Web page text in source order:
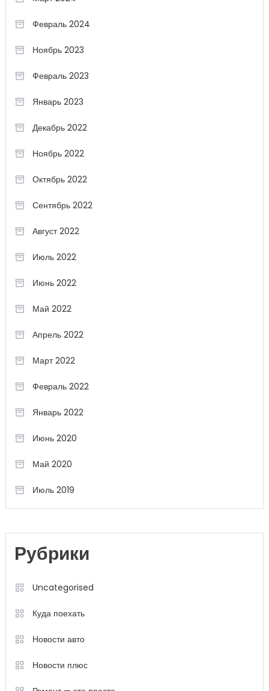
Февраль 2024
Ноябрь 2023
Февраль 2023
Январь 2023
Декабрь 2022
Ноябрь 2022
Октябрь 2022
Сентябрь 2022
Август 2022
Июль 2022
Июнь 2022
Май 2022
Апрель 2022
Март 2022
Февраль 2022
Январь 2022
Июнь 2020
Май 2020
Июль 2019
Рубрики
Uncategorised
Куда поехать
Новости авто
Новости плюс